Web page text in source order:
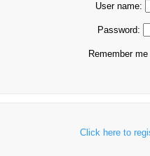
User name:
Password:
Remember
Click here to